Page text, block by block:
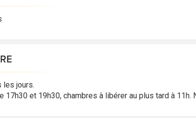
les jours.
17h30 et 19h30, chambres à libérer au plus tard à